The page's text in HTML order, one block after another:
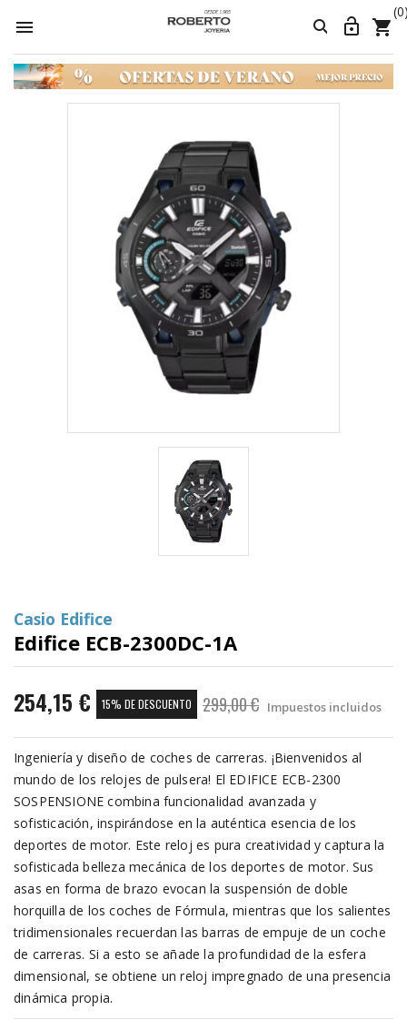
 


Casio Edifice
Edifice ECB-2300DC-1A
254,15 € 15% DE DESCUENTO 299,00 € Impuestos incluidos
Ingeniería y diseño de coches de carreras. ¡Bienvenidos al
mundo de los relojes de pulsera! El EDIFICE ECB-2300
SOSPENSIONE combina funcionalidad avanzada y
sofisticación, inspirándose en la auténtica esencia de los
deportes de motor. Este reloj es pura creatividad y captura la
sofisticada belleza mecánica de los deportes de motor. Sus
asas en forma de brazo evocan la suspensión de doble
horquilla de los coches de Fórmula, mientras que los salientes
tridimensionales recuerdan las barras de empuje de un coche
de carreras. Si a esto se añade la profundidad de la esfera
dimensional, se obtiene un reloj impregnado de una presencia
dinámica propia.